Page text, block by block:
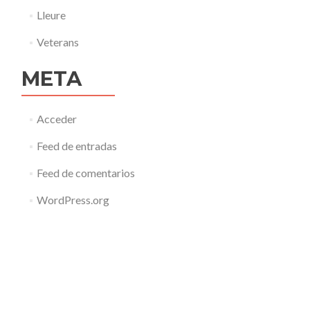
Lleure
Veterans
META
Acceder
Feed de entradas
Feed de comentarios
WordPress.org